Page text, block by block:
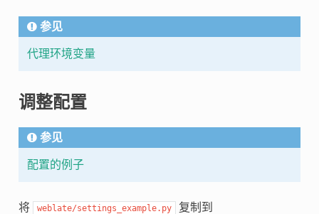
参见
代理环境变量
调整配置
参见
配置的例子
将 weblate/settings_example.py 复制到